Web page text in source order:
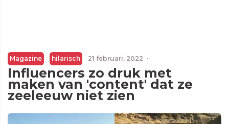
Magazine hilarisch 21 februari, 2022 ·
Influencers zo druk met
maken van 'content' dat ze
zeeleeuw niet zien